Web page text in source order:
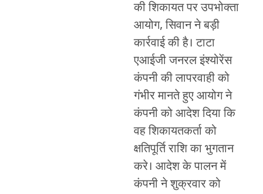
की शिकायत पर उपभोक्ता
आयोग, सिवान ने बड़ी
कार्रवाई की है। टाटा
एआईजी जनरल इंश्योरेंस
कंपनी की लापरवाही को
गंभीर मानते हुए आयोग ने
कंपनी को आदेश दिया कि
वह शिकायतकर्ता को
क्षतिपूर्ति राशि का भुगतान
करे। आदेश के पालन में
कंपनी ने शुक्रवार को